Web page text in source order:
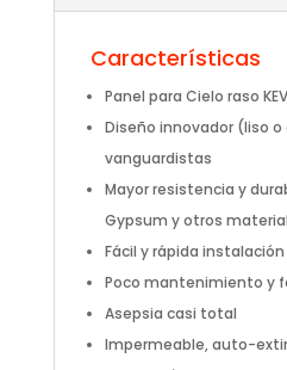
Características
Panel para Cielo raso
Diseño innovador (liso
vanguardistas
Mayor resistencia y
Gypsum y otros
Fácil y rápida instalación
Poco mantenimiento y
Asepsia casi total
Impermeable, auto-